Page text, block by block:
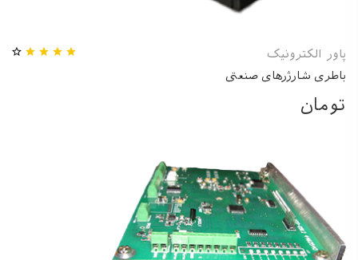
پاور الکترونیک
باطری شارژرهای صنعتی
تومان